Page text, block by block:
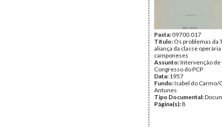
Pasta:09700.017
Título: Os problemas da
aliança da classe
camponeses
Assunto:Intervenção de
Congresso do PCP
Data: 1957
Fundo:Isabel do Carmo/
Antunes
Tipo Documental:
Página(s): 8